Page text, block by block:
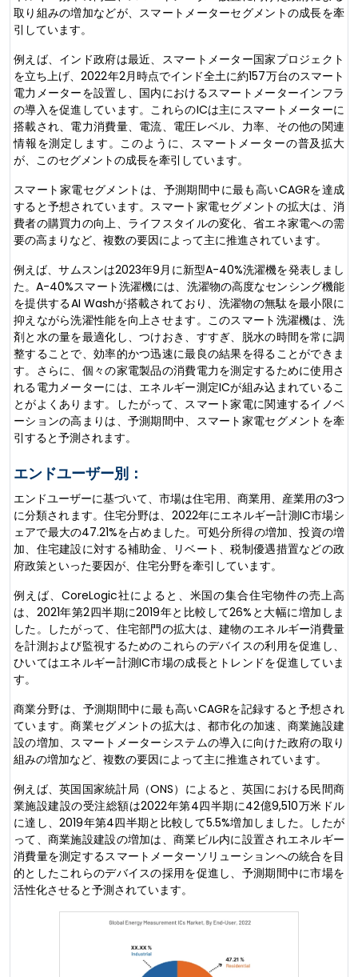
取り組みの増加などが、スマートメーターセグメントの成長を牽
引しています。
例えば、インド政府は最近、スマートメーター国家プロジェクト
を立ち上げ、2022年2月時点でインド全土に約157万台のスマート
電力メーターを設置し、国内におけるスマートメーターインフラ
の導入を促進しています。これらのICは主にスマートメーターに
搭載され、電力消費量、電流、電圧レベル、力率、その他の関連
情報を測定します。このように、スマートメーターの普及拡大
が、このセグメントの成長を牽引しています。
スマート家電セグメントは、予測期間中に最も高いCAGRを達成
すると予想されています。スマート家電セグメントの拡大は、消
費者の購買力の向上、ライフスタイルの変化、省エネ家電への需
要の高まりなど、複数の要因によって主に推進されています。
例えば、サムスンは2023年9月に新型A-40%洗濯機を発表しまし
た。A-40%スマート洗濯機には、洗濯物の高度なセンシング機能
を提供するAI Washが搭載されており、洗濯物の無駄を最小限に
抑えながら洗濯性能を向上させます。このスマート洗濯機は、洗
剤と水の量を最適化し、つけおき、すすぎ、脱水の時間を常に調
整することで、効率的かつ迅速に最良の結果を得ることができま
す。さらに、個々の家電製品の消費電力を測定するために使用さ
れる電力メーターには、エネルギー測定ICが組み込まれているこ
とがよくあります。したがって、スマート家電に関連するイノベ
ーションの高まりは、予測期間中、スマート家電セグメントを牽
引すると予測されます。
エンドユーザー別：
エンドユーザーに基づいて、市場は住宅用、商業用、産業用の3つ
に分類されます。住宅分野は、2022年にエネルギー計測IC市場シ
ェアで最大の47.21%を占めました。可処分所得の増加、投資の増
加、住宅建設に対する補助金、リベート、税制優遇措置などの政
府政策といった要因が、住宅分野を牽引しています。
例えば、CoreLogic社によると、米国の集合住宅物件の売上高
は、2021年第2四半期に2019年と比較して26%と大幅に増加しま
した。したがって、住宅部門の拡大は、建物のエネルギー消費量
を計測および監視するためのこれらのデバイスの利用を促進し、
ひいてはエネルギー計測IC市場の成長とトレンドを促進していま
す。
商業分野は、予測期間中に最も高いCAGRを記録すると予想され
ています。商業セグメントの拡大は、都市化の加速、商業施設建
設の増加、スマートメーターシステムの導入に向けた政府の取り
組みの増加など、複数の要因によって主に推進されています。
例えば、英国国家統計局（ONS）によると、英国における民間商
業施設建設の受注総額は2022年第4四半期に42億9,510万米ドル
に達し、2019年第4四半期と比較して5.5%増加しました。したが
って、商業施設建設の増加は、商業ビル内に設置されエネルギー
消費量を測定するスマートメーターソリューションへの統合を目
的としたこれらのデバイスの採用を促進し、予測期間中に市場を
活性化させると予測されています。